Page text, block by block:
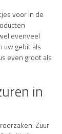
voor in de
evenveel
uw gebit als
even groot als
in
Zuur